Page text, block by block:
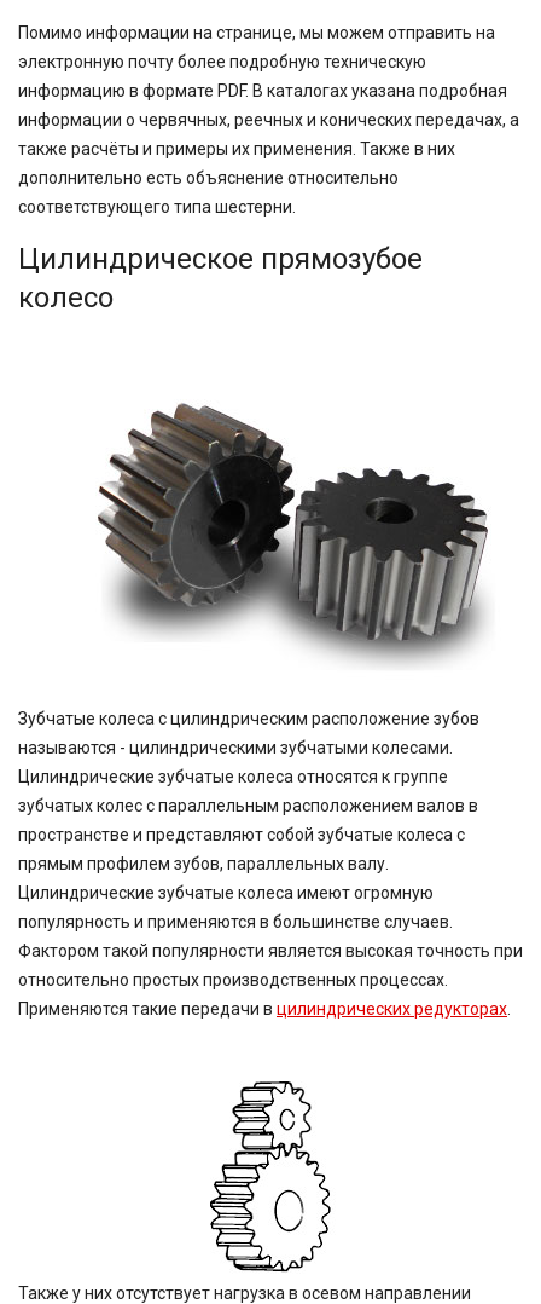
Помимо информации на странице, мы можем отправить на
электронную почту более подробную техническую
информацию в формате PDF. В каталогах указана подробная
информации о червячных, реечных и конических передачах, а
также расчёты и примеры их применения. Также в них
дополнительно есть объяснение относительно
соответствующего типа шестерни.
Цилиндрическое прямозубое
колесо
Зубчатые колеса с цилиндрическим расположение зубов
называются - цилиндрическими зубчатыми колесами.
Цилиндрические зубчатые колеса относятся к группе
зубчатых колес с параллельным расположением валов в
пространстве и представляют собой зубчатые колеса с
прямым профилем зубов, параллельных валу.
Цилиндрические зубчатые колеса имеют огромную
популярность и применяются в большинстве случаев.
Фактором такой популярности является высокая точность при
относительно простых производственных процессах.
Применяются такие передачи в цилиндрических редукторах
Также у них отсутствует нагрузка в осевом направлении